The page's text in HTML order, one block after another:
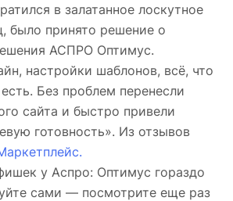
в залатанное лоскутное
было принято решение о
АСПРО Оптимус.
настройки шаблонов, всё, что
Без проблем перенесли
сайта и быстро привели
готовность». Из отзывов
у Аспро: Оптимус гораздо
сами — посмотрите еще раз